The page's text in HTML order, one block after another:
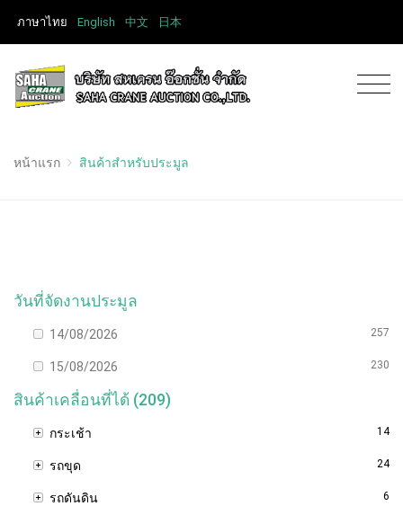
ภาษาไทย English 中文 日本
หน้าแรก สินค้าสำหรับประมูล
วันที่จัดงานประมูล
14/08/2026 257
15/08/2026 230
สินค้าเคลื่อนที่ได้ (209)
กระเช้า 14
รถขุด 24
รถดันดิน 6